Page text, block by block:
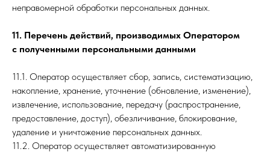
неправомерной обработки персональных данных.
11. Перечень действий, производимых Оператором
с полученными персональными данными
11.1. Оператор осуществляет сбор, запись, систематизацию,
накопление, хранение, уточнение (обновление, изменение),
извлечение, использование, передачу (распространение,
предоставление, доступ), обезличивание, блокирование,
удаление и уничтожение персональных данных.
11.2. Оператор осуществляет автоматизированную